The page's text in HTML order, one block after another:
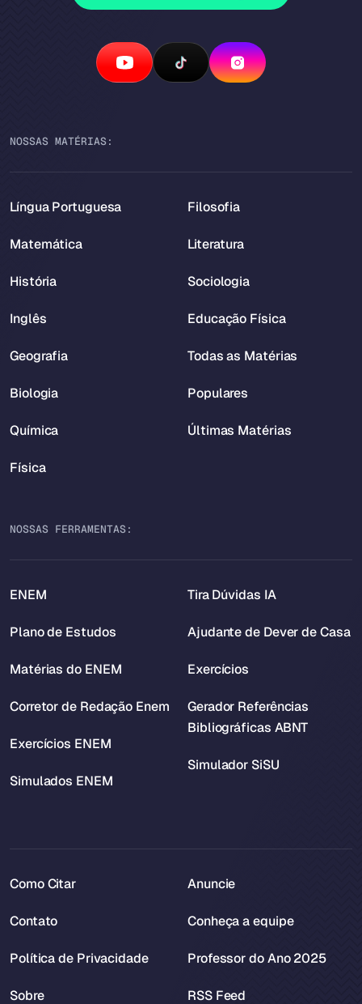
NOSSAS MATÉRIAS:
Língua Portuguesa
Matemática
História
Inglês
Geografia
Biologia
Química
Física
Filosofia
Literatura
Sociologia
Educação Física
Todas as Matérias
Populares
Últimas Matérias
NOSSAS FERRAMENTAS:
ENEM
Plano de Estudos
Matérias do ENEM
Corretor de Redação Enem
Exercícios ENEM
Simulados ENEM
Tira Dúvidas IA
Ajudante de Dever de Casa
Exercícios
Gerador Referências
Bibliográficas ABNT
Simulador SiSU
Como Citar
Contato
Política de Privacidade
Sobre
Anuncie
Conheça a equipe
Professor do Ano 2025
RSS Feed